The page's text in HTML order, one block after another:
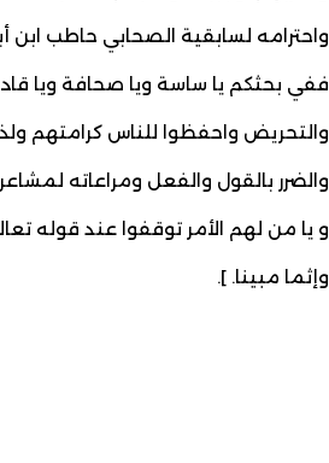
واحترامه لسابقية الصحابي حاطب
ففي بحثكم يا ساسة ويا صحافة ويا
والتحريض واحفظوا للناس كرامتهم
والضرر بالقول والفعل ومراعاته
و يا من لهم الأمر توقفوا عند قوله
وإثما مبينا. ].